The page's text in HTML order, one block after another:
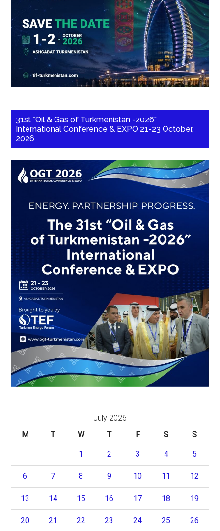
31st “Oil & Gas of Turkmenistan -2026”
International Conference & EXPO 21-23 October,
2026
July 2026
M
T W T F S S
1 2 3 4 5
6 7 8 9 10 11 12
13 14 15 16 17 18 19
20 21 22 23 24 25 26